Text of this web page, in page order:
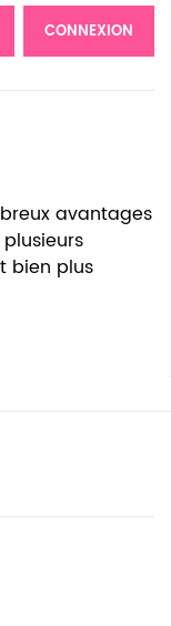
CONNEXION
avantages
bien plus